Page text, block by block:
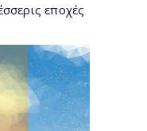
εποχές